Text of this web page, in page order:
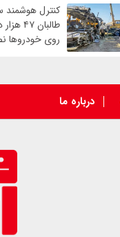
کنترل هوشمند
روی خودروها
درباره ما